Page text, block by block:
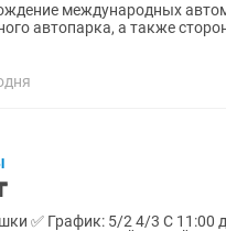
международных автомобильных
а также сторонних авто .
5/2 4/3 С 11:00 до 01:00 Выходные дни с